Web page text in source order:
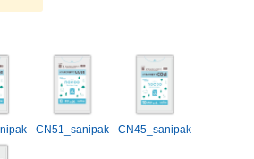
CN51_sanipak CN45_sanipak